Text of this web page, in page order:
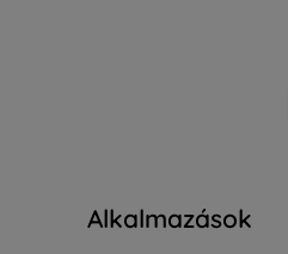
Alkalmazások